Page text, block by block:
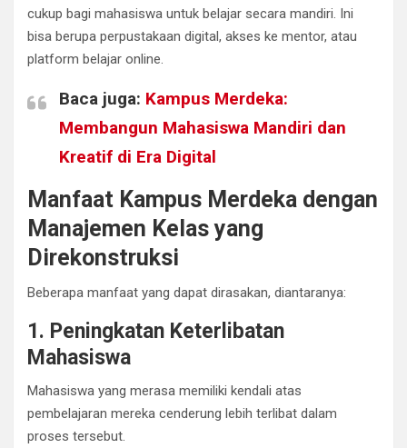
cukup bagi mahasiswa untuk belajar secara mandiri. Ini
bisa berupa perpustakaan digital, akses ke mentor, atau
platform belajar online.
Baca juga: Kampus Merdeka:
Membangun Mahasiswa Mandiri dan
Kreatif di Era Digital
Manfaat Kampus Merdeka dengan
Manajemen Kelas yang
Direkonstruksi
Beberapa manfaat yang dapat dirasakan, diantaranya:
1. Peningkatan Keterlibatan
Mahasiswa
Mahasiswa yang merasa memiliki kendali atas
pembelajaran mereka cenderung lebih terlibat dalam
proses tersebut.